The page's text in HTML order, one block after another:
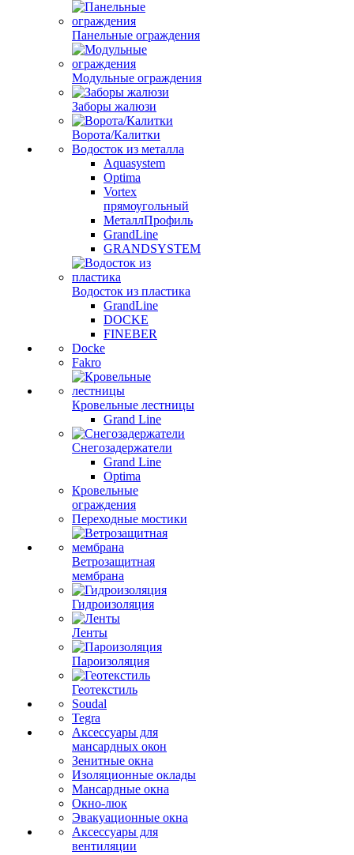
Панельные ограждения
Модульные ограждения
Заборы жалюзи
Ворота/Калитки
Водосток из металла
Aquasystem
Optima
Vortex
прямоугольный
МеталлПрофиль
GrandLine
GRANDSYSTEM
Водосток из пластика
GrandLine
DOCKE
FINEBER
Docke
Fakro
Кровельные лестницы
Grand Line
Снегозадержатели
Grand Line
Optima
Кровельные
ограждения
Переходные мостики
Ветрозащитная
мембрана
Гидроизоляция
Ленты
Пароизоляция
Геотекстиль
Soudal
Tegra
Аксессуары для
мансардных окон
Зенитные окна
Изоляционные оклады
Мансардные окна
Окно-люк
Эвакуационные окна
Аксессуары для
вентиляции